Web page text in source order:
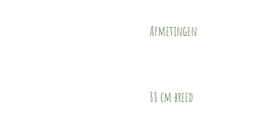
Afmetingen:
88 cm breed